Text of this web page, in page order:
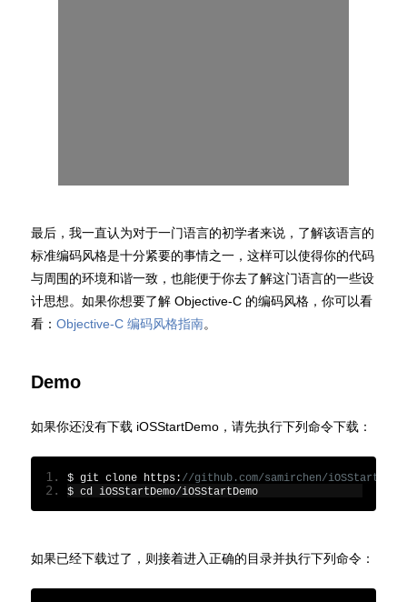
最后，我一直认为对于一门语言的初学者来说，了解该语言的
标准编码风格是十分紧要的事情之一，这样可以使得你的代码
与周围的环境和谐一致，也能便于你去了解这门语言的一些设
计思想。如果你想要了解 Objective-C 的编码风格，你可以看
看： Objective-C 编码风格指南。
Demo
如果你还没有下载 iOSStartDemo，请先执行下列命令下载：
$ git clone https: //github.com/samirchen/
$ cd iOSStartDemo/iOSStartDemo
如果已经下载过了，则接着进入正确的目录并执行下列命令：